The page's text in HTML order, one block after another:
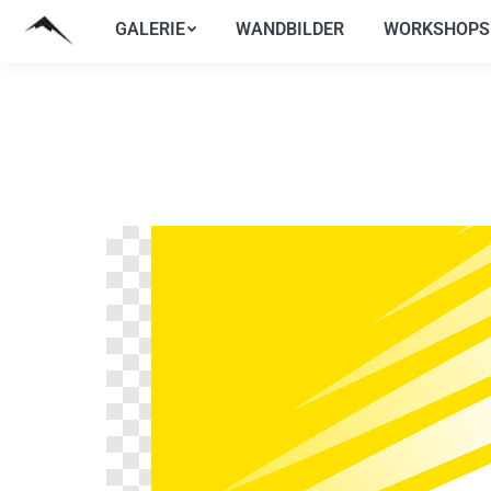
GALERIE WANDBILDER WORKSHOPS
GALERIE WANDBILDER WORKSHOPS